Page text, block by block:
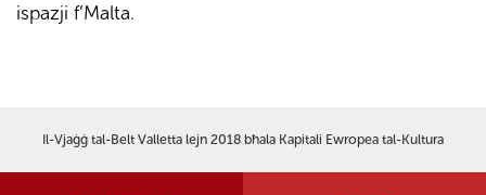
ispazji f’Malta.
Il-Vjaġġ tal-Belt Valletta lejn 2018 bħala Kapitali Ewropea tal-Kultura